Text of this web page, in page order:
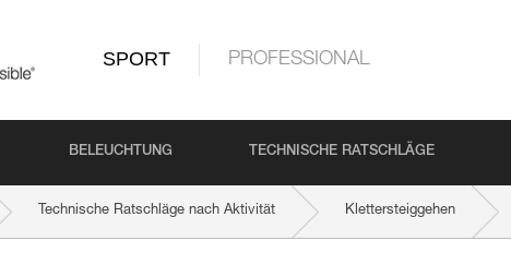
SPORT PROFESSIONAL
BELEUCHTUNG TECHNISCHE RATSCHLÄGE
Technische Ratschläge nach Aktivität Klettersteiggehen